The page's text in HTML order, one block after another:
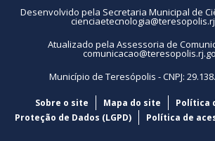
Desenvolvido pela Secretaria Municipal de
Atualizado pela Assessoria de
Município de Teresópolis - CNPJ:
Sobre o site Mapa do site
Política
Proteção de Dados (LGPD)
Política de